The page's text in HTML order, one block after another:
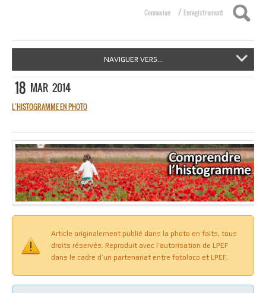
Connexion / Enregistrement
NAVIGUER VERS...
18 MAR 2014
L’HISTOGRAMME EN PHOTO
Article originalement publié dans la photo en faits, tous
droits réservés. Reproduit avec l’autorisation de LPEF
dans le cadre d’un partenariat entre fotoloco et LPEF.